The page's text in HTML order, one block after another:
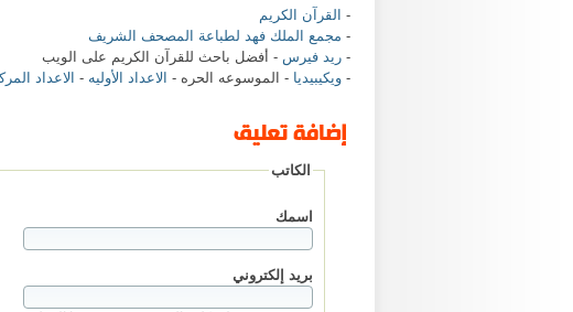
- القرآن الكريم
- مجمع الملك فهد لطباعة المصحف الشريف
- ريد فيرس - أفضل باحث للقرآن الكريم على الويب
- ويكيبيديا - الموسوعه الحره - الاعداد الأوليه - الاعداد
إضافة تعليق
الكاتب
‏اسمك ‏
‏بريد إلكتروني ‏